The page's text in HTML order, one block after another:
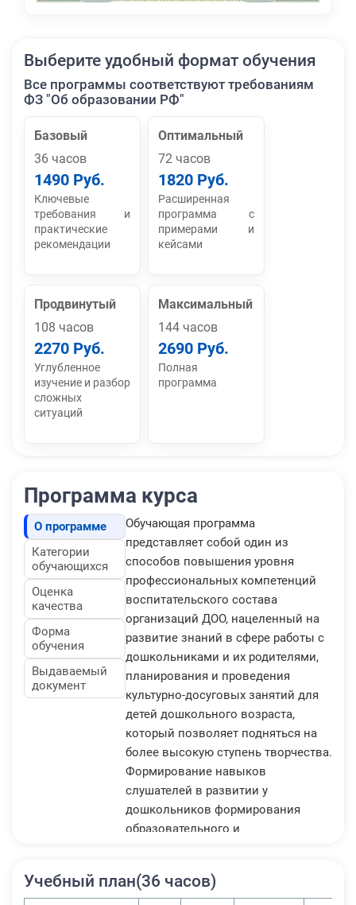
Выберите удобный формат обучения
Все программы соответствуют требованиям
ФЗ "Об образовании РФ"
Базовый
36 часов
1490 Руб.
Ключевые
требования и
практические
рекомендации
Оптимальный
72 часов
1820 Руб.
Расширенная
программа с
примерами и
кейсами
Продвинутый
108 часов
2270 Руб.
Углубленное
изучение и разбор
сложных
ситуаций
Максимальный
144 часов
2690 Руб.
Полная
программа
Программа курса
О программе
Категории
обучающихся
Оценка
качества
Форма
обучения
Выдаваемый
документ
Обучающая программа
представляет собой один из
способов повышения уровня
профессиональных компетенций
воспитательского состава
организаций ДОО, нацеленный на
развитие знаний в сфере работы с
дошкольниками и их родителями,
планирования и проведения
культурно-досуговых занятий для
детей дошкольного возраста,
который позволяет подняться на
более высокую ступень творчества.
Формирование навыков
слушателей в развитии у
дошкольников формирования
образовательного и
ориентированного подхода путем
Учебный план(36 часов)